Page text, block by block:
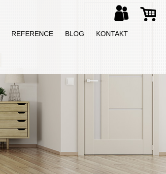
REFERENCE BLOG KONTAKT